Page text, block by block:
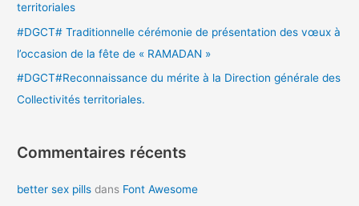
:
territoriales
#DGCT# Traditionnelle cérémonie de présentation des vœux à
l’occasion de la fête de « RAMADAN »
#DGCT#Reconnaissance du mérite à la Direction générale des
Collectivités territoriales.
Commentaires récents
better sex pills dans Font Awesome